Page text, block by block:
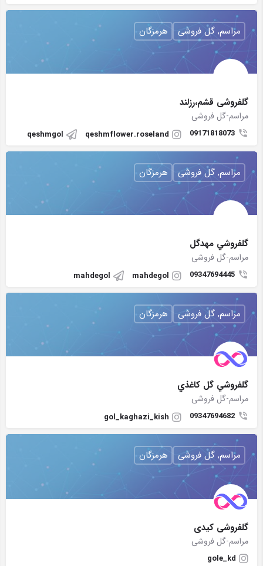
گلفروشی قشم،رزلند
مراسم-گل فروشی
09171818073
qeshmflower.roseland
qeshmgol
مراسم, گل فروشی هرمزگان
گلفروشي مهدگل
مراسم-گل فروشی
09347694445
mahdegol
mahdegol
مراسم, گل فروشی هرمزگان
گلفروشي گل كاغذي
مراسم-گل فروشی
09347694682
gol_kaghazi_kish
مراسم, گل فروشی هرمزگان
گلفروشی کیدی
مراسم-گل فروشی
gole_kd
مراسم, گل فروشی هرمزگان